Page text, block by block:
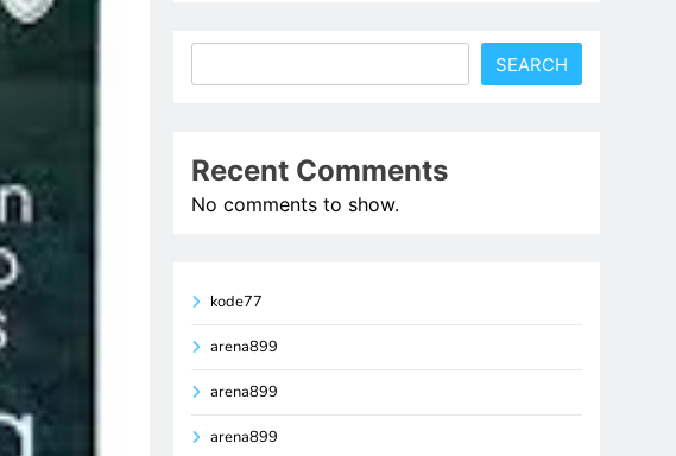
SEARCH
Recent Comments
No comments to show.
kode77
arena899
arena899
arena899